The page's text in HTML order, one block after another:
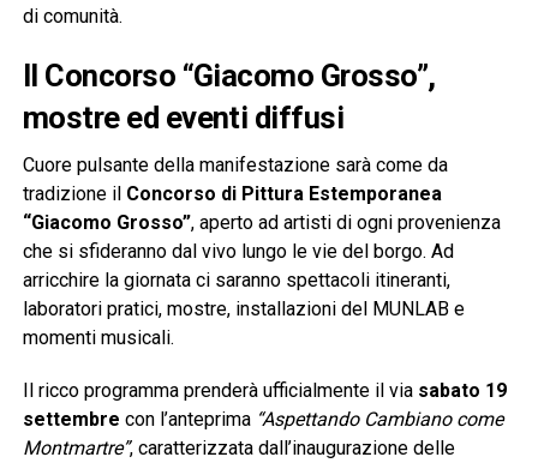
di comunità.
Il Concorso “Giacomo Grosso”,
mostre ed eventi diffusi
Cuore pulsante della manifestazione sarà come da
tradizione il Concorso di Pittura Estemporanea
“Giacomo Grosso”, aperto ad artisti di ogni provenienza
che si sfideranno dal vivo lungo le vie del borgo. Ad
arricchire la giornata ci saranno spettacoli itineranti,
laboratori pratici, mostre, installazioni del MUNLAB e
momenti musicali.
Il ricco programma prenderà ufficialmente il via sabato 19
settembre con l’anteprima “Aspettando Cambiano come
Montmartre”, caratterizzata dall’inaugurazione delle